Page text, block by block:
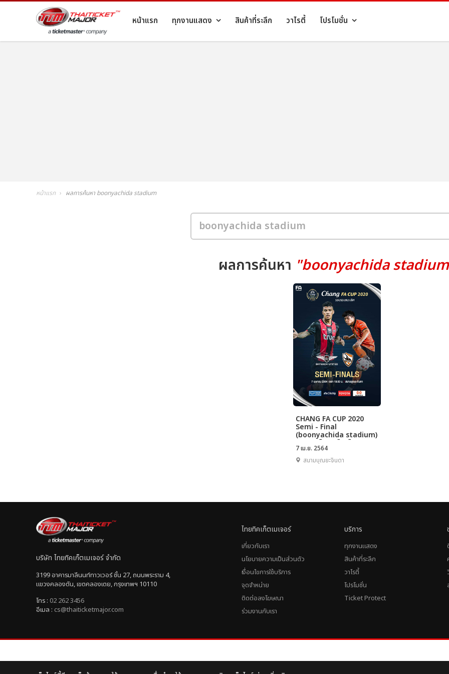
หน้าแรก ทุกงานแสดง สินค้าที่ระลึก วาไรตี้ โปรโมชั่น
หน้าแรก ผลการค้นหา boonyachida stadium
ผลการค้นหา "boonyachida
CHANG FA CUP 2020
Semi - Final
(boonyachida stadium)
ทรู แบงค็อก ยูไนเต็ด VS
สิงห์ เชียงราย ยูไนเต็ด
7 เม.ย. 2564
สนามบุณยะจินดา
บริษัท ไทยทิคเก็ตเมเจอร์ จำกัด
3199 อาคารมาลีนนท์ทาวเวอร์ ชั้น 27, ถนนพระราม 4,
แขวงคลองตัน, เขตคลองเตย, กรุงเทพฯ 10110
โทร : 02 262 3456
อีเมล : cs@thaiticketmajor.com
ไทยทิคเก็ตเมเจอร์
เกี่ยวกับเรา
นโยบายความเป็นส่วนตัว
เงื่อนไขการใช้บริการ
จุดจำหน่าย
ติดต่อลงโฆษณา
ร่วมงานกับเรา
บริการ
ทุกงานแสดง
สินค้าที่ระลึก
วาไรตี้
โปรโมชั่น
Ticket Protect